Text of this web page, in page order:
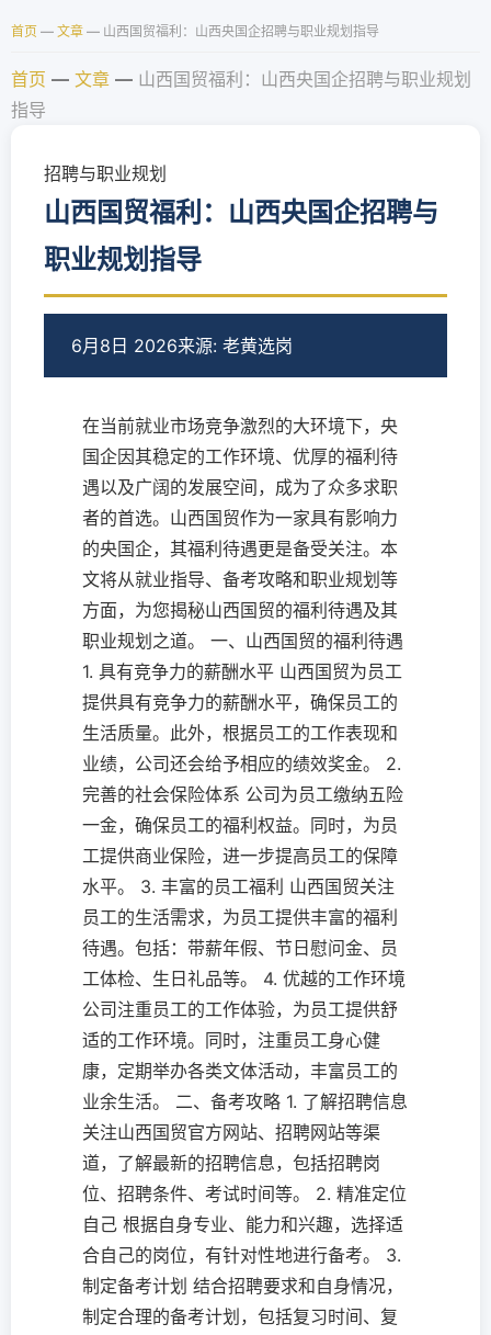
首页 — 文章 — 山西国贸福利：山西央国企招聘与职业规划指导
首页 — 文章 — 山西国贸福利：山西央国企招聘与职业规划
指导
招聘与职业规划
山西国贸福利：山西央国企招聘与
职业规划指导
6月8日 2026来源: 老黄选岗
在当前就业市场竞争激烈的大环境下，央
国企因其稳定的工作环境、优厚的福利待
遇以及广阔的发展空间，成为了众多求职
者的首选。山西国贸作为一家具有影响力
的央国企，其福利待遇更是备受关注。本
文将从就业指导、备考攻略和职业规划等
方面，为您揭秘山西国贸的福利待遇及其
职业规划之道。 一、山西国贸的福利待遇
1. 具有竞争力的薪酬水平 山西国贸为员工
提供具有竞争力的薪酬水平，确保员工的
生活质量。此外，根据员工的工作表现和
业绩，公司还会给予相应的绩效奖金。 2.
完善的社会保险体系 公司为员工缴纳五险
一金，确保员工的福利权益。同时，为员
工提供商业保险，进一步提高员工的保障
水平。 3. 丰富的员工福利 山西国贸关注
员工的生活需求，为员工提供丰富的福利
待遇。包括：带薪年假、节日慰问金、员
工体检、生日礼品等。 4. 优越的工作环境
公司注重员工的工作体验，为员工提供舒
适的工作环境。同时，注重员工身心健
康，定期举办各类文体活动，丰富员工的
业余生活。 二、备考攻略 1. 了解招聘信息
关注山西国贸官方网站、招聘网站等渠
道，了解最新的招聘信息，包括招聘岗
位、招聘条件、考试时间等。 2. 精准定位
自己 根据自身专业、能力和兴趣，选择适
合自己的岗位，有针对性地进行备考。 3.
制定备考计划 结合招聘要求和自身情况，
制定合理的备考计划，包括复习时间、复